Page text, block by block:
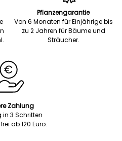
Pflanzengarantie
Von 6 Monaten für Einjährige bis
zu 2 Jahren für Bäume und
Sträucher.
Zahlung
in 3 Schritten
ab 120 Euro.